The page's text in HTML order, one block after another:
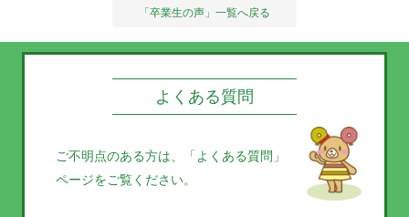
「卒業生の声」一覧へ戻る
よくある質問
ご不明点のある方は、
「よくある質問」
ページをご覧ください。